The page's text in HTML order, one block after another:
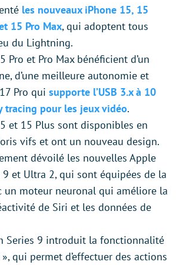
les nouveaux iPhone 15, 15
15 Pro Max, qui adoptent tous
du Lightning.
Pro et Pro Max bénéficient d’un
d’une meilleure autonomie et
Pro qui supporte l’USB 3.x à 10
tracing pour les jeux vidéo.
et 15 Plus sont disponibles en
vifs et ont un nouveau design.
dévoilé les nouvelles Apple
9 et Ultra 2, qui sont équipées de la
un moteur neuronal qui améliore la
de Siri et les données de
Series 9 introduit la fonctionnalité
qui permet d’effectuer des actions